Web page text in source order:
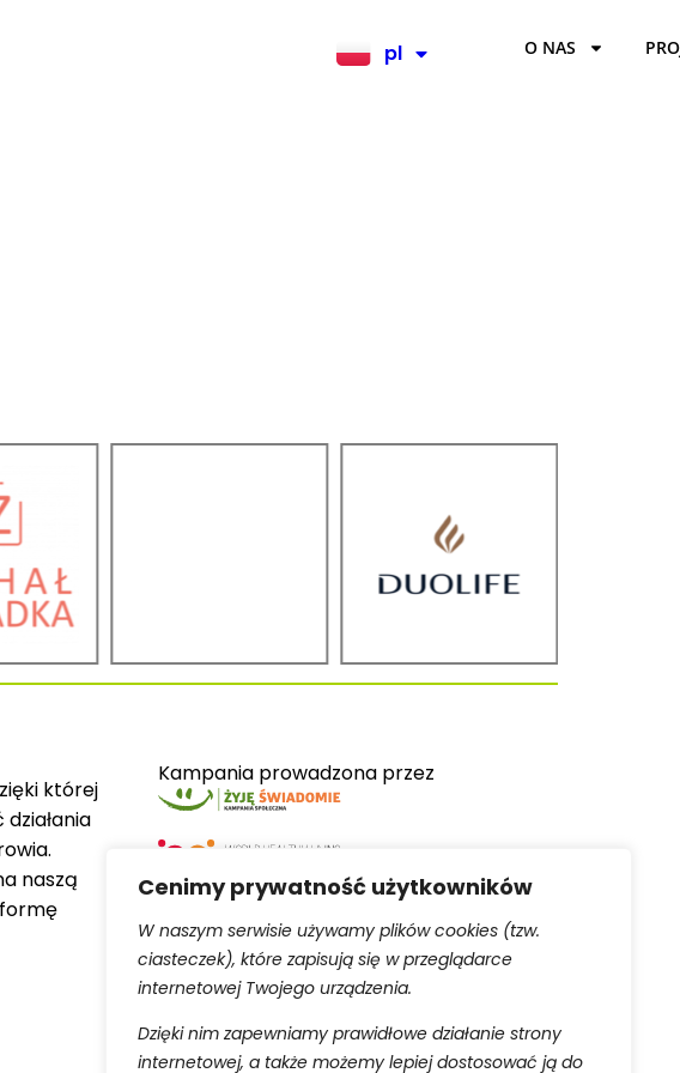
Cenimy prywatność użytkowników
W naszym serwisie używamy plików cookies (tzw.
ciasteczek), które zapisują się w przeglądarce
internetowej Twojego urządzenia.
Dzięki nim zapewniamy prawidłowe działanie strony
internetowej, a także możemy lepiej dostosować ją do
pl
en O NAS
której
naszą
Kampania prowadzona przez
Serwis obsługiwany przez